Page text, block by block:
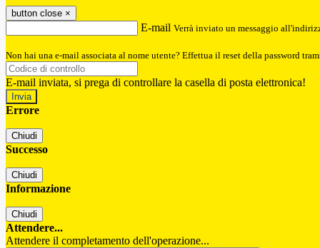
button close ×
E-mail Verrà inviato un messaggio
Non hai una e-mail associata al nome utente? Effettua il reset della password
E-mail inviata, si prega di controllare la casella di posta elettronica!
Errore
Chiudi
Successo
Chiudi
Informazione
Chiudi
Attendere...
Attendere il completamento dell'operazione...